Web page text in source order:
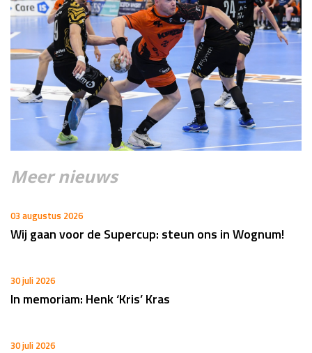
Meer nieuws
03 augustus 2026
Wij gaan voor de Supercup: steun ons in Wognum!
30 juli 2026
In memoriam: Henk ‘Kris’ Kras
30 juli 2026